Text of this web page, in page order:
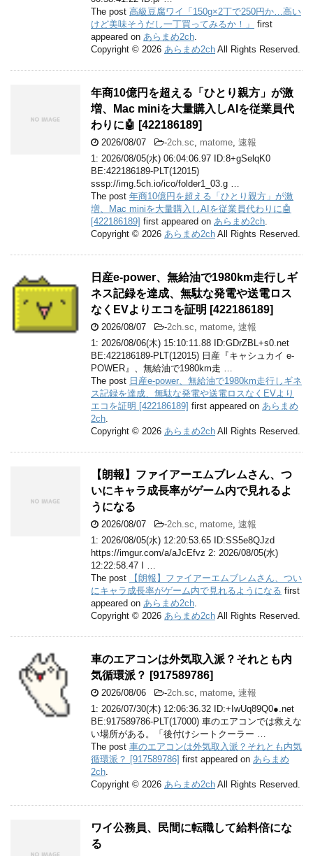
The post 高級豆腐ワイ「150g×2丁で250円か…高い
けど美味そうだし一丁買ってみるか！」
first
appeared on あらまめ2ch.
Copyright © 2026 あらまめ2ch All Rights Reserved.
年商10億円を超える「ひとり親方」が激
増、Mac miniを大量購入しAIを従業員代
わりに🤖 [422186189]
2026/08/07 -2ch.sc, matome, 速報
1: 2026/08/05(水) 06:04:06.97 ID:8+gSelqK0
BE:422186189-PLT(12015)
sssp://img.5ch.io/ico/folder1_03.g …
The post 年商10億円を超える「ひとり親方」が激
増、Mac miniを大量購入しAIを従業員代わりに🤖
[422186189] first appeared on あらまめ2ch.
Copyright © 2026 あらまめ2ch All Rights Reserved.
日産e-power、無給油で1980km走行しギ
ネス記録を達成、無駄な発電や送電ロス
なくEVよりエコを証明 [422186189]
2026/08/07 -2ch.sc, matome, 速報
1: 2026/08/06(木) 15:10:11.88 ID:GDrZBL+s0.net
BE:422186189-PLT(12015) 日産『キャシュカイ e-
POWER』、無給油で1980km走 …
The post 日産e-power、無給油で1980km走行しギネ
ス記録を達成、無駄な発電や送電ロスなくEVより
エコを証明 [422186189] first appeared on あらまめ
2ch.
Copyright © 2026 あらまめ2ch All Rights Reserved.
【朗報】ファイアーエムブレムさん、つ
いにキャラ成長率がゲーム内で見れるよ
うになる
2026/08/07 -2ch.sc, matome, 速報
1: 2026/08/05(水) 12:20:53.65 ID:SS5e8QJzd
https://imgur.com/a/aJcEfvz 2: 2026/08/05(水)
12:22:58.47 I …
The post
【朗報】ファイアーエムブレムさん、つい
にキャラ成長率がゲーム内で見れるようになる first
appeared on あらまめ2ch.
Copyright © 2026 あらまめ2ch All Rights Reserved.
車のエアコンは外気取入派？それとも内
気循環派？ [917589786]
2026/08/06 -2ch.sc, matome, 速報
1: 2026/07/30(木) 12:06:36.32 ID:+IwUq89Q0●.net
BE:917589786-PLT(17000) 車のエアコンでは救えな
い場所がある。「後付けシートクーラー …
The post 車のエアコンは外気取入派？それとも内気
循環派？ [917589786] first appeared on あらまめ
2ch.
Copyright © 2026 あらまめ2ch All Rights Reserved.
ワイ公務員、民間に転職して給料倍にな
る